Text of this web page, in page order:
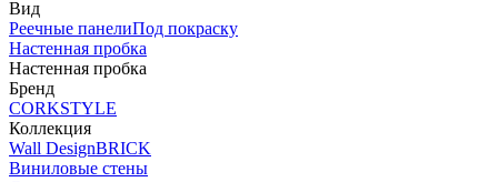
Вид
Реечные панелиПод покраску
Настенная пробка
Настенная пробка
Бренд
CORKSTYLE
Коллекция
Wall DesignBRICK
Виниловые стены